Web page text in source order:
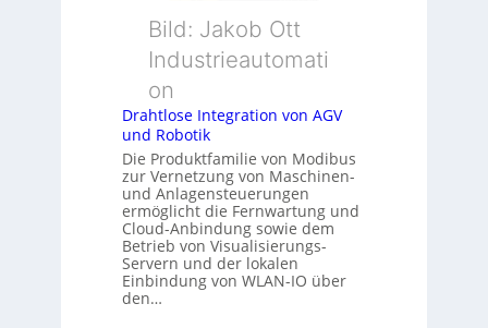
Bild: Jakob Ott
Industrieautomati
on
Drahtlose Integration von AGV
und Robotik
Die Produktfamilie von Modibus
zur Vernetzung von Maschinen-
und Anlagensteuerungen
ermöglicht die Fernwartung und
Cloud-Anbindung sowie dem
Betrieb von Visualisierungs-
Servern und der lokalen
Einbindung von WLAN-IO über
den…